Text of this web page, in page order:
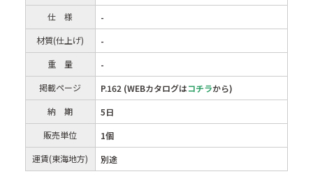
仕 様
-
材質(仕上げ)
-
重 量
-
掲載ページ
P.162 (WEBカタログはコチラから)
納 期
5日
販売単位
1個
運賃(東海地方)
別途